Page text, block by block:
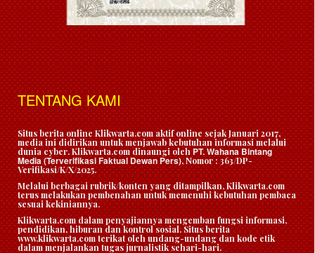
TENTANG KAMI
Situs berita online Klikwarta.com aktif online sejak Januari 2017,
media ini didirikan untuk menjawab kebutuhan informasi melalui
dunia cyber. Klikwarta.com dinaungi oleh PT. Wahana Bintang
Media (Terverifikasi Faktual Dewan Pers), Nomor : 363/DP-
Verifikasi/K/X/2025.
Melalui berbagai rubrik/konten yang ditampilkan, Klikwarta.com
terus melakukan pembenahan untuk memenuhi kebutuhan pembaca
sesuai kekiniannya.
Klikwarta.com dalam penyajiannya mengemban fungsi informasi,
pendidikan, hiburan dan kontrol sosial. Situs berita
www.klikwarta.com terikat oleh undang-undang dan kode etik
dalam menjalankan tugas jurnalistik sehari-hari.